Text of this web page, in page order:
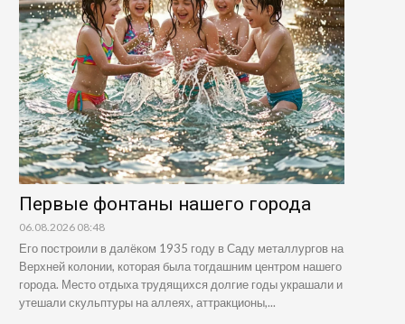
Первые фонтаны нашего города
06.08.2026 08:48
Его построили в далёком 1935 году в Саду металлургов на
Верхней колонии, которая была тогдашним центром нашего
города. Место отдыха трудящихся долгие годы украшали и
утешали скульптуры на аллеях, аттракционы,...